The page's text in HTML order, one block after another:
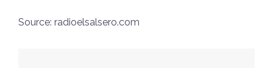
Source: radioelsalsero.com